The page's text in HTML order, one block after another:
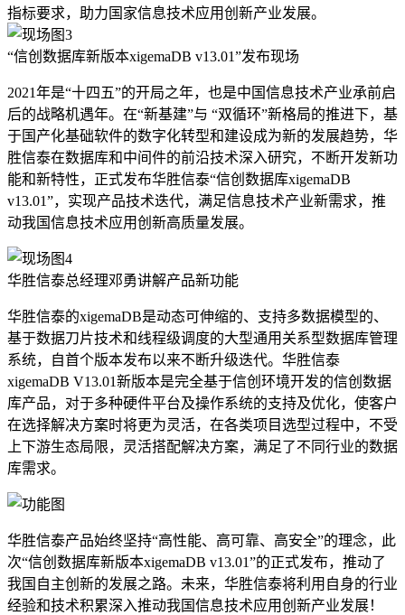
指标要求，助力国家信息技术应用创新产业发展。
“信创数据库新版本xigemaDB v13.01”发布现场
2021年是“十四五”的开局之年，也是中国信息技术产业承前启
后的战略机遇年。在“新基建”与 “双循环”新格局的推进下，基
于国产化基础软件的数字化转型和建设成为新的发展趋势，华
胜信泰在数据库和中间件的前沿技术深入研究，不断开发新功
能和新特性，正式发布华胜信泰“信创数据库xigemaDB
v13.01”，实现产品技术迭代，满足信息技术产业新需求，推
动我国信息技术应用创新高质量发展。
华胜信泰总经理邓勇讲解产品新功能
华胜信泰的xigemaDB是动态可伸缩的、支持多数据模型的、
基于数据刀片技术和线程级调度的大型通用关系型数据库管理
系统，自首个版本发布以来不断升级迭代。华胜信泰
xigemaDB V13.01新版本是完全基于信创环境开发的信创数据
库产品，对于多种硬件平台及操作系统的支持及优化，使客户
在选择解决方案时将更为灵活，在各类项目选型过程中，不受
上下游生态局限，灵活搭配解决方案，满足了不同行业的数据
库需求。
华胜信泰产品始终坚持“高性能、高可靠、高安全”的理念，此
次“信创数据库新版本xigemaDB v13.01”的正式发布，推动了
我国自主创新的发展之路。未来，华胜信泰将利用自身的行业
经验和技术积累深入推动我国信息技术应用创新产业发展！